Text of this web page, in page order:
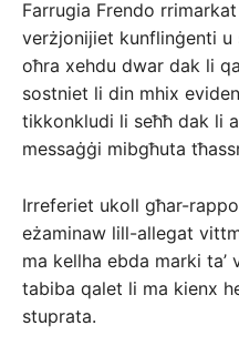
Farrugia Frendo
verżjonijiet kunflinġenti u
oħra xehdu dwar dak li
sostniet li din mhix
tikkonkludi li seħħ dak li
messaġġi mibgħuta
Irreferiet ukoll għar-
eżaminaw lill-allegat
ma kellha ebda marki
tabiba qalet li ma kienx
stuprata.